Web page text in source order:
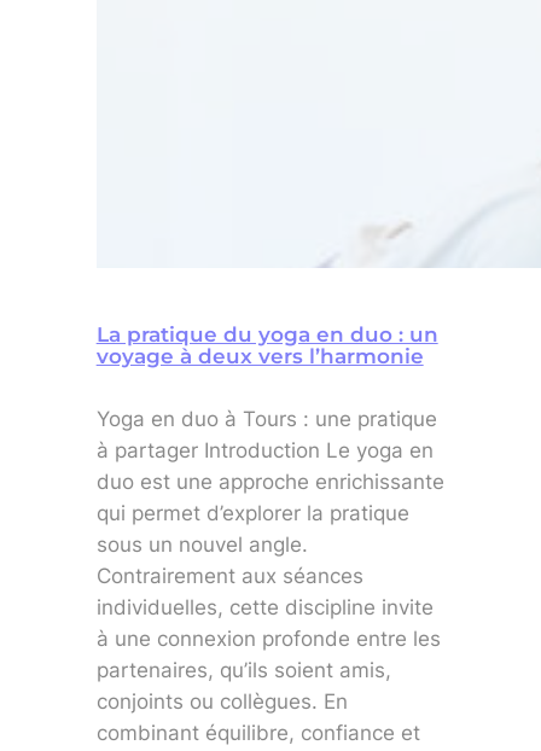
La pratique du yoga en duo : un
voyage à deux vers l’harmonie
Yoga en duo à Tours : une pratique
à partager Introduction Le yoga en
duo est une approche enrichissante
qui permet d’explorer la pratique
sous un nouvel angle.
Contrairement aux séances
individuelles, cette discipline invite
à une connexion profonde entre les
partenaires, qu’ils soient amis,
conjoints ou collègues. En
combinant équilibre, confiance et